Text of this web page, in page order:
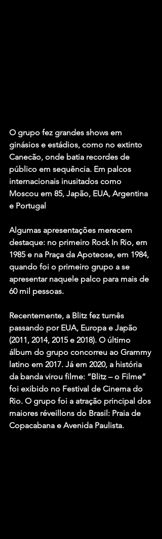
O grupo fez grandes shows em
ginásios e estádios, como no extinto
Canecão, onde batia recordes de
público em sequência. Em palcos
internacionais inusitados como
Moscou em 85, Japão, EUA, Argentina
e Portugal
Algumas apresentações merecem
destaque: no primeiro Rock In Rio, em
1985 e na Praça da Apoteose, em 1984,
quando foi o primeiro grupo a se
apresentar naquele palco para mais de
60 mil pessoas.
Recentemente, a Blitz fez turnês
passando por EUA, Europa e Japão
(2011, 2014, 2015 e 2018). O último
álbum do grupo concorreu ao Grammy
latino em 2017. Já em 2020, a história
da banda virou filme: “Blitz – o Filme”
foi exibido no Festival de Cinema do
Rio. O grupo foi a atração principal dos
maiores réveillons do Brasil: Praia de
Copacabana e Avenida Paulista.